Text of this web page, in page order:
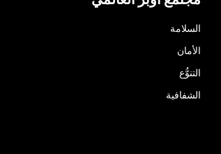
السلامة
الأمان
التنوُّع
الشفافية